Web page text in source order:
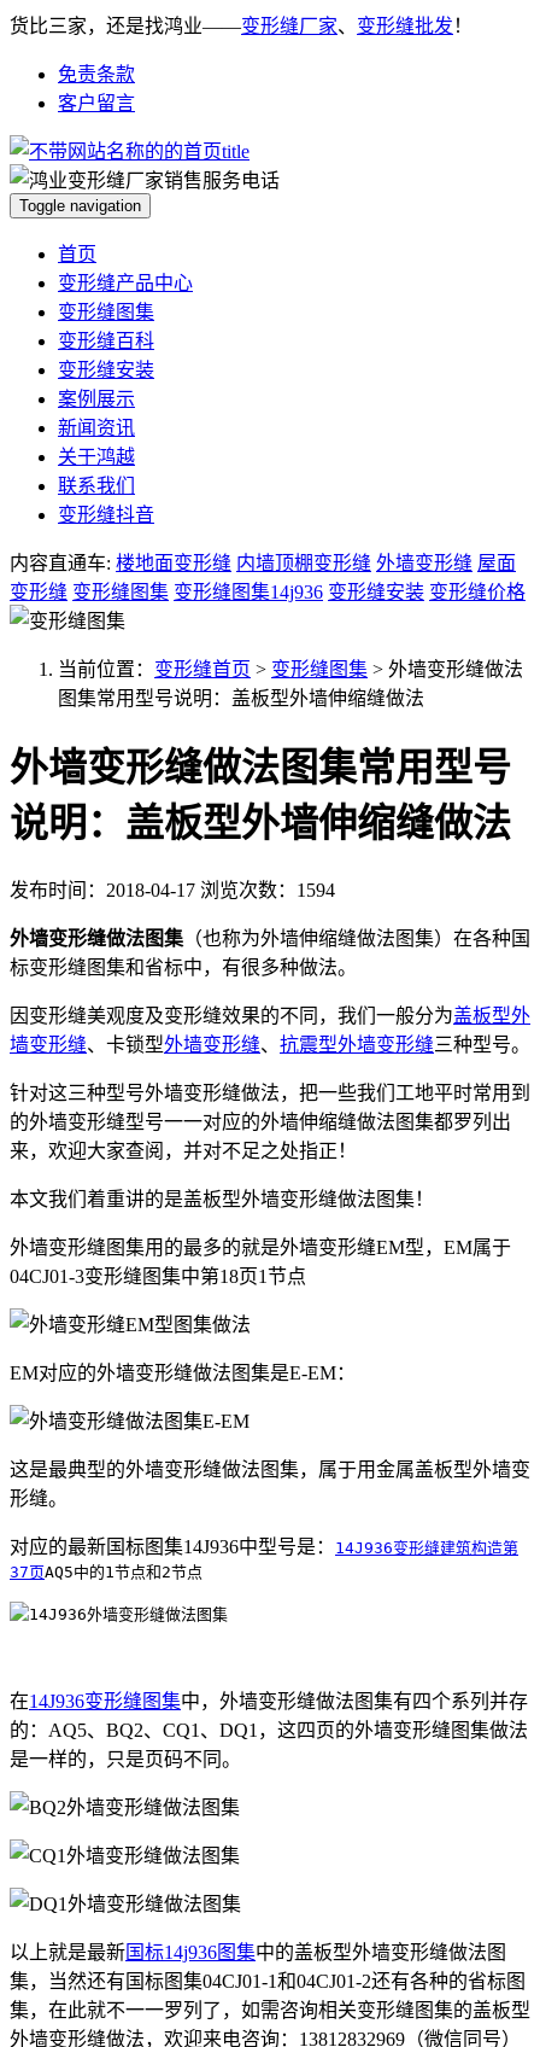
货比三家，还是找鸿业——变形缝厂家、 变形缝批发 ！
免责条款
客户留言
Toggle navigation
首页
变形缝产品中心
变形缝图集
变形缝百科
变形缝安装
案例展示
新闻资讯
关于鸿越
联系我们
变形缝抖音
内容直通车: 楼地面变形缝 内墙顶棚变形缝 外墙变形缝 屋面
变形缝 变形缝图集 变形缝图集14j936 变形缝安装 变形缝价格
当前位置： 变形缝首页 > 变形缝图集 > 外墙变形缝做法
图集常用型号说明：盖板型外墙伸缩缝做法
外墙变形缝做法图集常用型号
说明：盖板型外墙伸缩缝做法
发布时间：2018-04-17 浏览次数：1594
外墙变形缝做法图集 （也称为外墙伸缩缝做法图集）在各种国
标变形缝图集和省标中，有很多种做法。
因变形缝美观度及变形缝效果的不同，我们一般分为盖板型外
墙变形缝、卡锁型外墙变形缝、 抗震型外墙变形缝三种型号。
针对这三种型号外墙变形缝做法，把一些我们工地平时常用到
的外墙变形缝型号一一对应的外墙伸缩缝做法图集都罗列出
来，欢迎大家查阅，并对不足之处指正！
本文我们着重讲的是盖板型外墙变形缝做法图集！
外墙变形缝图集用的最多的就是外墙变形缝EM型，EM属于
04CJ01-3变形缝图集中第18页1节点
EM对应的外墙变形缝做法图集是E-EM：
这是最典型的外墙变形缝做法图集，属于用金属盖板型外墙变
形缝。
对应的最新国标图集14J936中型号是：
14J936变形缝建筑构造第
37页AQ5中的1节点和2节点
在14J936变形缝图集中，外墙变形缝做法图集有四个系列并存
的：AQ5、BQ2、CQ1、DQ1，这四页的外墙变形缝图集做法
是一样的，只是页码不同。
以上就是最新国标14j936图集中的盖板型外墙变形缝做法图
集，当然还有国标图集04CJ01-1和04CJ01-2还有各种的省标图
集，在此就不一一罗列了，如需咨询相关变形缝图集的盖板型
外墙变形缝做法，欢迎来电咨询：13812832969（微信同号）